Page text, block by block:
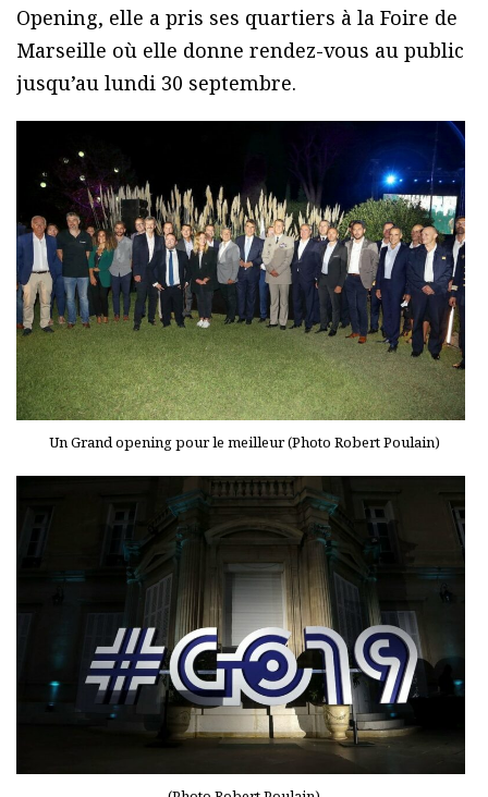
Opening, elle a pris ses quartiers à la Foire de
Marseille où elle donne rendez-vous au public
jusqu’au lundi 30 septembre.
Un Grand opening pour le meilleur (Photo Robert Poulain)